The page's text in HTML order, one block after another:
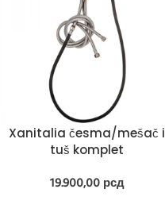
Xanitalia česma/mešač i
tuš komplet
19.900,00 рсд